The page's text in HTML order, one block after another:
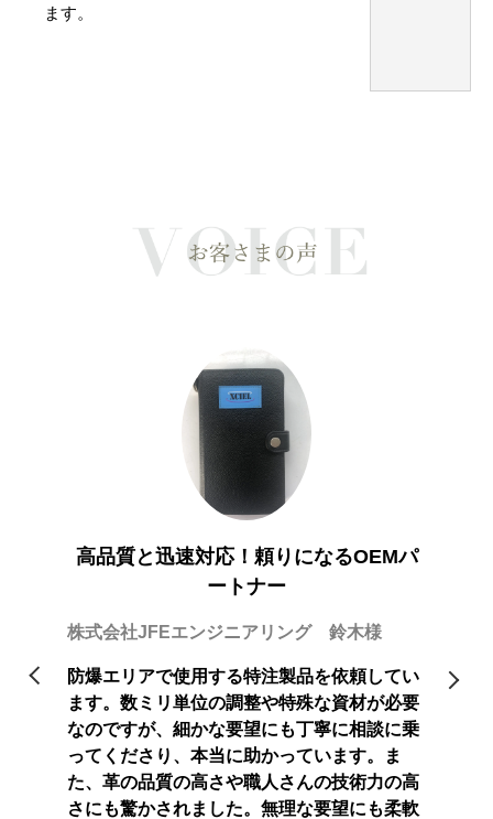
ます。
した
高品質と迅速対応！頼りになるOEMパ
ートナー
株式会社JFEエンジニアリング 鈴木様
防爆エリアで使用する特注製品を依頼してい
ます。数ミリ単位の調整や特殊な資材が必要
なのですが、細かな要望にも丁寧に相談に乗
ってくださり、本当に助かっています。ま
た、革の品質の高さや職人さんの技術力の高
さにも驚かされました。無理な要望にも柔軟
がほと